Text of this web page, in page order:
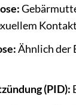
Ähnlich der
(PID):